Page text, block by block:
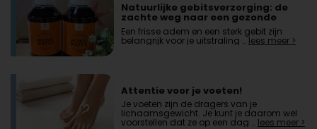
Natuurlijke gebitsverzorging: de
zachte weg naar een gezonde
mond
Een frisse adem en een sterk gebit zijn
belangrijk voor je uitstraling …lees meer >
Attentie voor je voeten!
Je voeten zijn de dragers van je
lichaamsgewicht. Je kunt je daarom wel
voorstellen dat ze op een dag … lees meer >